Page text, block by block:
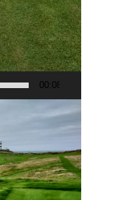
00:08